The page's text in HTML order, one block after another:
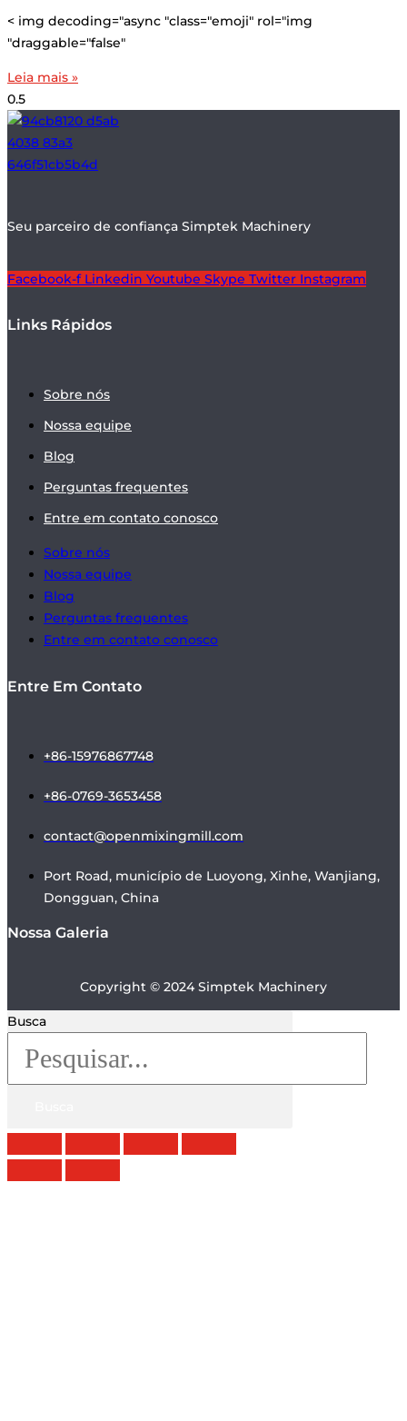
< img decoding="async "class="emoji" rol="img
"draggable="false"
Leia mais »
Seu parceiro de confiança Simptek Machinery
Facebook-f Linkedin Youtube Skype Twitter Instagram
Links Rápidos
Sobre nós
Nossa equipe
Blog
Perguntas frequentes
Entre em contato conosco
Sobre nós
Nossa equipe
Blog
Perguntas frequentes
Entre em contato conosco
Entre Em Contato
+86-15976867748
+86-0769-3653458
contact@openmixingmill.com
Port Road, município de Luoyong, Xinhe, Wanjiang,
Dongguan, China
Nossa Galeria
Copyright © 2024 Simptek Machinery
Busca